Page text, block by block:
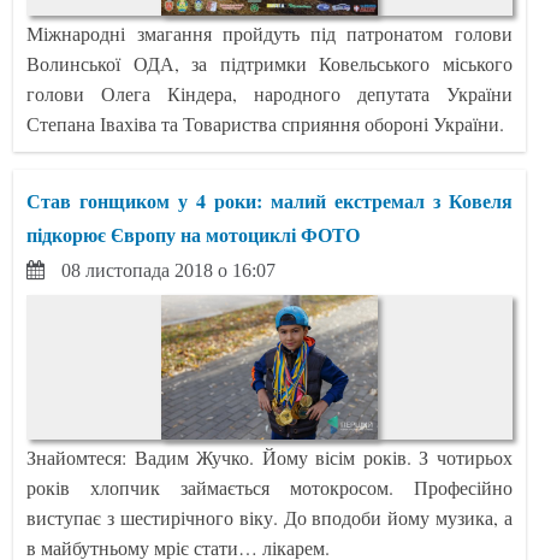
Міжнародні змагання пройдуть під патронатом голови
Волинської ОДА, за підтримки Ковельського міського
голови Олега Кіндера, народного депутата України
Степана Івахіва та Товариства сприяння обороні України.
Став гонщиком у 4 роки: малий екстремал з Ковеля
підкорює Європу на мотоциклі ФОТО
08 листопада 2018 о 16:07
Знайомтеся: Вадим Жучко. Йому вісім років. З чотирьох
років хлопчик займається мотокросом. Професійно
виступає з шестирічного віку. До вподоби йому музика, а
в майбутньому мріє стати… лікарем.